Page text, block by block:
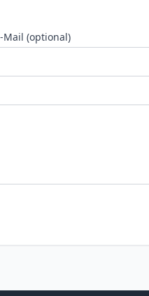
Mail (optional)